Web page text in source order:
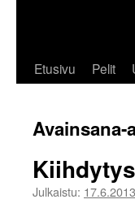
Etusivu Pelit
Avainsana-
Julkaistu: 17.6.2013